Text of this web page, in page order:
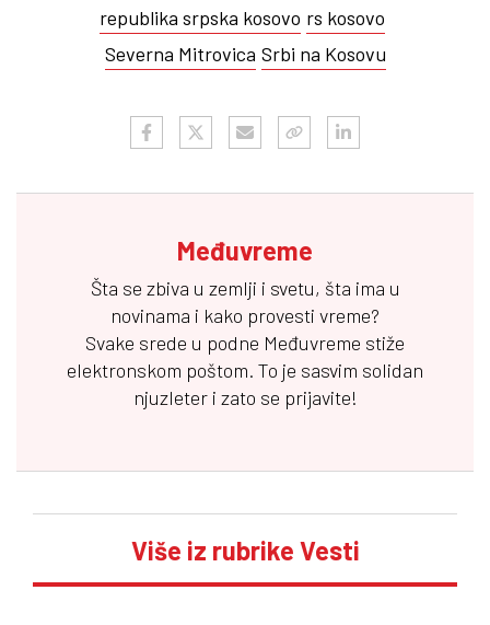
republika srpska kosovo rs kosovo
Severna Mitrovica Srbi na Kosovu
Međuvreme
Šta se zbiva u zemlji i svetu, šta ima u
novinama i kako provesti vreme?
Svake srede u podne Međuvreme stiže
elektronskom poštom. To je sasvim solidan
njuzleter i zato se prijavite!
Više iz rubrike Vesti